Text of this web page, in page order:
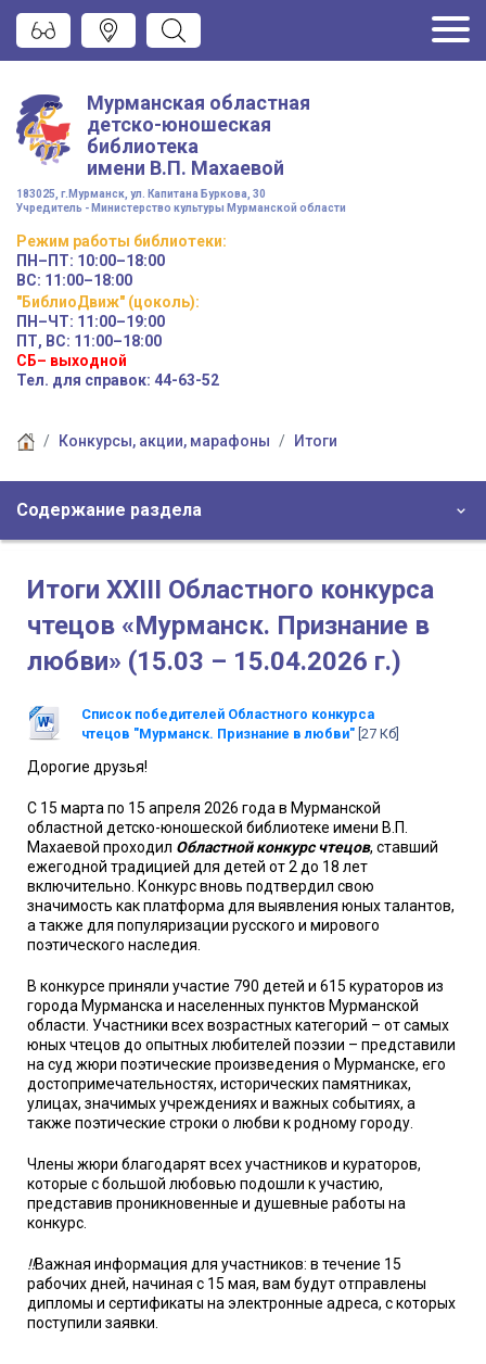
Мурманская областная
детско-юношеская
библиотека
имени В.П. Махаевой
183025, г.Мурманск, ул. Капитана Буркова, 30
Учредитель - Министерство культуры Мурманской области
Режим работы библиотеки:
ПН–ПТ: 10:00–18:00
ВС: 11:00–18:00
"БиблиоДвиж" (цоколь):
ПН–ЧТ: 11:00–19:00
ПТ, ВС: 11:00–18:00
СБ– выходной
Тел. для справок: 44-63-52
Конкурсы, акции, марафоны Итоги
Содержание раздела
Итоги XXIII Областного конкурса
чтецов «Мурманск. Признание в
любви» (15.03 – 15.04.2026 г.)
Список победителей Областного конкурса
чтецов "Мурманск. Признание в любви" [27 Кб]
Дорогие друзья!
С 15 марта по 15 апреля 2026 года в Мурманской
областной детско-юношеской библиотеке имени В.П.
Махаевой проходил Областной конкурс чтецов, ставший
ежегодной традицией для детей от 2 до 18 лет
включительно. Конкурс вновь подтвердил свою
значимость как платформа для выявления юных талантов,
а также для популяризации русского и мирового
поэтического наследия.
В конкурсе приняли участие 790 детей и 615 кураторов из
города Мурманска и населенных пунктов Мурманской
области. Участники всех возрастных категорий – от самых
юных чтецов до опытных любителей поэзии – представили
на суд жюри поэтические произведения о Мурманске, его
достопримечательностях, исторических памятниках,
улицах, значимых учреждениях и важных событиях, а
также поэтические строки о любви к родному городу.
Члены жюри благодарят всех участников и кураторов,
которые с большой любовью подошли к участию,
представив проникновенные и душевные работы на
конкурс.
‼️Важная информация для участников: в течение 15
рабочих дней, начиная с 15 мая, вам будут отправлены
дипломы и сертификаты на электронные адреса, с которых
поступили заявки.